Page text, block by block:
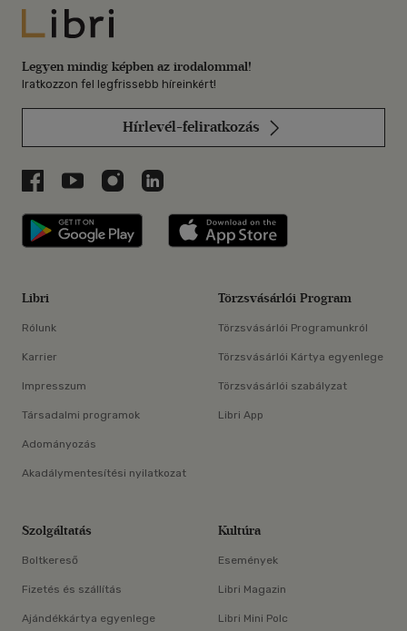
Libri
Legyen mindig képben az irodalommal!
Iratkozzon fel legfrissebb híreinkért!
Hírlevél-feliratkozás
Libri a Facebookon
Libri a Youtube-on
Libri az Instagramon
Libri a LinkedInen
Libri applikáció Szerezd meg: Google
Libri
Rólunk
Karrier
Impresszum
Társadalmi programok
Adományozás
Akadálymentesítési nyilatkozat
Törzsvásárlói Program
Törzsvásárlói Programunkról
Törzsvásárlói Kártya egyenlege
Törzsvásárlói szabályzat
Libri App
Szolgáltatás
Boltkereső
Fizetés és szállítás
Ajándékkártya egyenlege
Kultúra
Események
Libri Magazin
Libri Mini Polc